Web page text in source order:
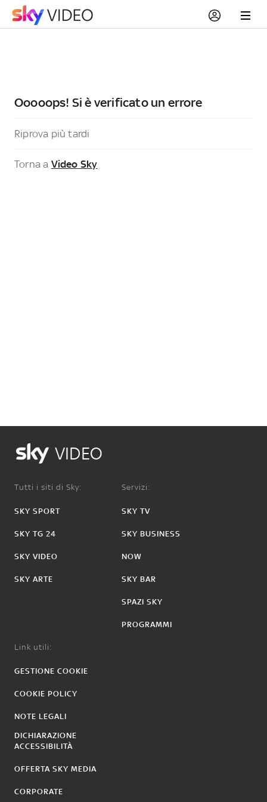
Ooooops! Si è verificato un errore
Riprova più tardi
Torna a Video Sky
VIDEO
Tutti i siti di Sky:
SKY SPORT
SKY TG 24
SKY VIDEO
SKY ARTE
Servizi:
SKY TV
SKY BUSINESS
NOW
SKY BAR
SPAZI SKY
PROGRAMMI
Link utili:
GESTIONE COOKIE
COOKIE POLICY
NOTE LEGALI
DICHIARAZIONE
ACCESSIBILITÀ
OFFERTA SKY MEDIA
CORPORATE